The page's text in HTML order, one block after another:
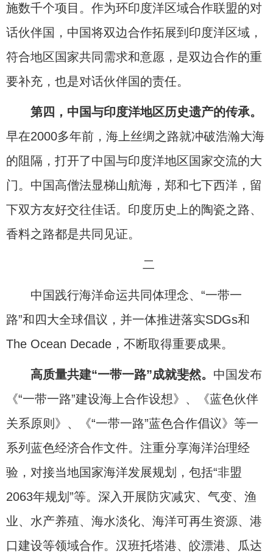
施数千个项目。作为环印度洋区域合作联盟的对
话伙伴国，中国将双边合作拓展到印度洋区域，
符合地区国家共同需求和意愿，是双边合作的重
要补充，也是对话伙伴国的责任。
第四，中国与印度洋地区历史遗产的传承。
早在2000多年前，海上丝绸之路就冲破浩瀚大海
的阻隔，打开了中国与印度洋地区国家交流的大
门。中国高僧法显梯山航海，郑和七下西洋，留
下双方友好交往佳话。印度历史上的陶瓷之路、
香料之路都是共同见证。
二
中国践行海洋命运共同体理念、“一带一
路”和四大全球倡议，并一体推进落实SDGs和
The Ocean Decade，不断取得重要成果。
高质量共建“一带一路”成就斐然。 中国发布
《“一带一路”建设海上合作设想》、《蓝色伙伴
关系原则》、《“一带一路”蓝色合作倡议》等一
系列蓝色经济合作文件。注重分享海洋治理经
验，对接当地国家海洋发展规划，包括“非盟
2063年规划”等。深入开展防灾减灾、气变、渔
业、水产养殖、海水淡化、海洋可再生资源、港
口建设等领域合作。汉班托塔港、皎漂港、瓜达